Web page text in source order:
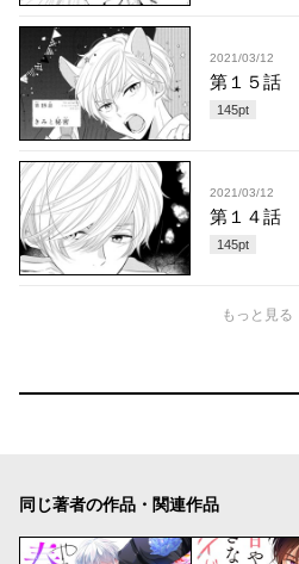
2021/03/12
第１５話
145pt
2021/03/12
第１４話
145pt
もっと見る
同じ著者の作品・関連作品